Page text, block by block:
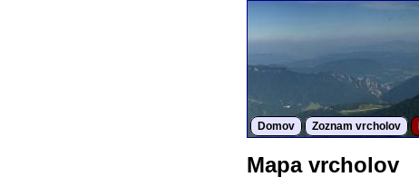
Domov Zoznam vrcholov
Mapa vrcholov